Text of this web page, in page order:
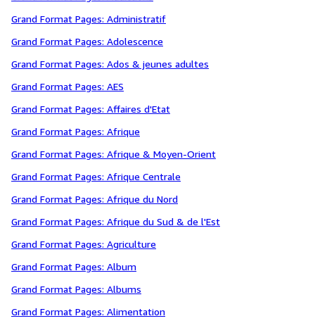
Grand Format Pages: Administratif
Grand Format Pages: Adolescence
Grand Format Pages: Ados & jeunes adultes
Grand Format Pages: AES
Grand Format Pages: Affaires d'Etat
Grand Format Pages: Afrique
Grand Format Pages: Afrique & Moyen-Orient
Grand Format Pages: Afrique Centrale
Grand Format Pages: Afrique du Nord
Grand Format Pages: Afrique du Sud & de l'Est
Grand Format Pages: Agriculture
Grand Format Pages: Album
Grand Format Pages: Albums
Grand Format Pages: Alimentation